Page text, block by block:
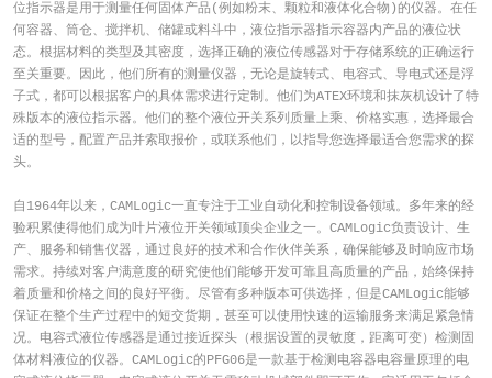
位指示器是用于测量任何固体产品(例如粉末、颗粒和液体化合物)的仪器。在任
何容器、筒仓、搅拌机、储罐或料斗中，液位指示器指示容器内产品的液位状
态。根据材料的类型及其密度，选择正确的液位传感器对于存储系统的正确运行
至关重要。因此，他们所有的测量仪器，无论是旋转式、电容式、导电式还是浮
子式，都可以根据客户的具体需求进行定制。他们为ATEX环境和抹灰机设计了特
殊版本的液位指示器。他们的整个液位开关系列质量上乘、价格实惠，选择最合
适的型号，配置产品并索取报价，或联系他们，以指导您选择最适合您需求的探
头。
自1964年以来，CAMLogic一直专注于工业自动化和控制设备领域。多年来的经
验积累使得他们成为叶片液位开关领域顶尖企业之一。CAMLogic负责设计、生
产、服务和销售仪器，通过良好的技术和合作伙伴关系，确保能够及时响应市场
需求。持续对客户满意度的研究使他们能够开发可靠且高质量的产品，始终保持
着质量和价格之间的良好平衡。尽管有多种版本可供选择，但是CAMLogic能够
保证在整个生产过程中的短交货期，甚至可以使用快速的运输服务来满足紧急情
况。电容式液位传感器是通过接近探头（根据设置的灵敏度，距离可变）检测固
体材料液位的仪器。CAMLogic的PFG06是一款基于检测电容器电容量原理的电